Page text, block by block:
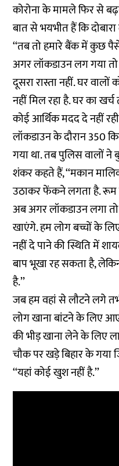
कोरोना के मामले फिर से
बात से भयभीत हैं कि
‘‘तब तो हमारे बैंक में कुछ
अगर लॉकडाउन लग गया
दूसरा रास्ता नहीं. घर
नहीं मिल रहा है. घर का
कोई आर्थिक मदद दे नहीं
लॉकडाउन के दौरान 350
गया था. तब पुलिस वालों ने
शंकर कहते हैं, ‘‘मकान
उठाकर फेंकने लगता है. रूम
अब अगर लॉकडाउन लगा तो
खाएंगे. हम लोग बच्चों के
नहीं दे पाने की स्थिति में
बाप भूखा रह सकता है,
है.’’
जब हम वहां से लौटने लगे
लोग खाना बांटने के लिए
की भीड़ खाना लेने के लिए
चौक पर खड़े बिहार के गया
‘‘यहां कोई खुश नहीं है.’’